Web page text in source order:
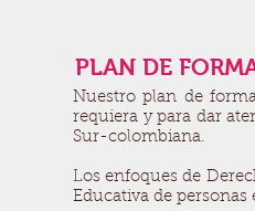
PLAN DE
Nuestro plan de
requiera y para dar
Sur-colombiana.
Los enfoques de
Educativa de